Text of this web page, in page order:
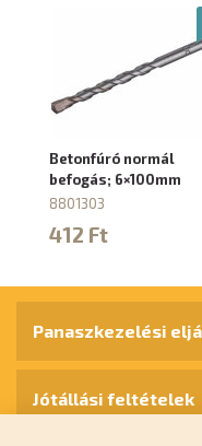
Betonfúró normál
befogás; 6×100mm
8801303
412 Ft
Panaszkezelési
Jótállási feltételek